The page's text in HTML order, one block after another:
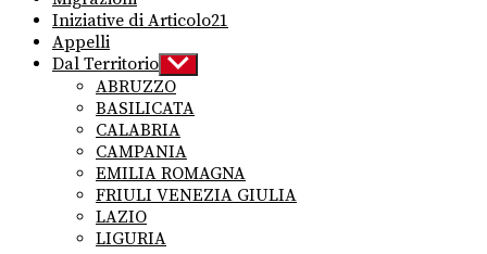
Iniziative di Articolo21
Appelli
Dal Territorio Show
sub
menu
ABRUZZO
BASILICATA
CALABRIA
CAMPANIA
EMILIA ROMAGNA
FRIULI VENEZIA GIULIA
LAZIO
LIGURIA